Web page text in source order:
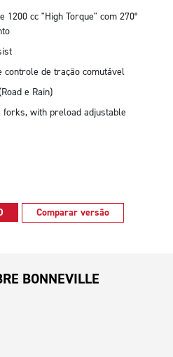
cc "High Torque" com 270°
de tração comutável
e Rain)
with preload adjustable
Comparar versão
BONNEVILLE